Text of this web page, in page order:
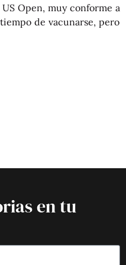
Open, muy conforme a
de vacunarse, pero
en tu